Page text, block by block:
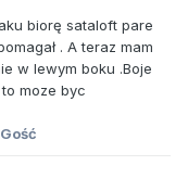
biorę sataloft pare
. A teraz mam
w lewym boku .Boje
moze byc